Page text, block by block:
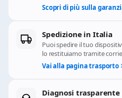
Scopri di più sulla
Spedizione in Italia
Puoi spedire il tuo
lo restituiamo tramite
Vai alla pagina trasporto
Diagnosi trasparente